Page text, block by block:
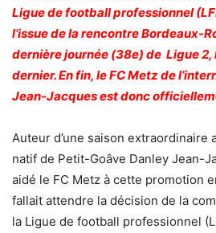
Ligue de football professionnel
l’issue de la rencontre Bordeaux-
dernière journée (38e) de Ligue 2,
dernier. En fin, le FC Metz de
Jean-Jacques est donc
Auteur d’une saison extraordinaire
natif de Petit-Goâve Danley Jean-
aidé le FC Metz à cette promotion
fallait attendre la décision de la
la Ligue de football professionnel